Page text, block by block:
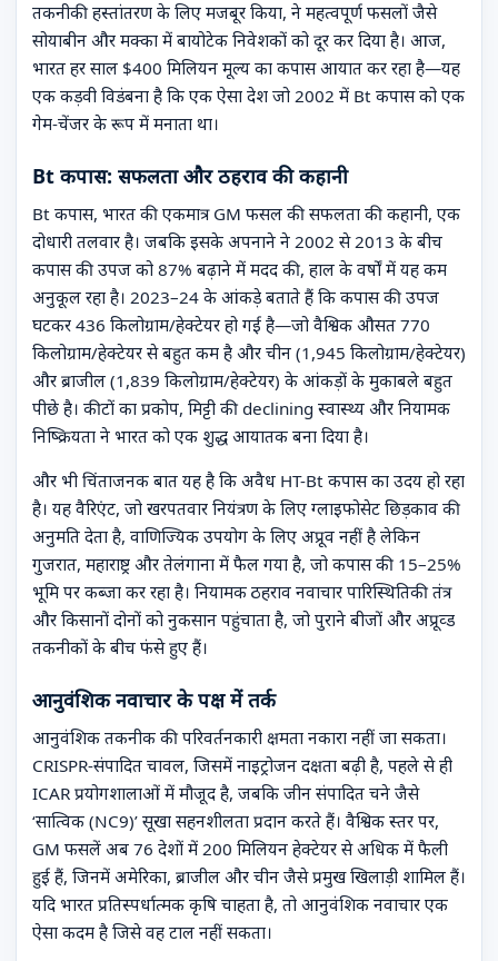
तकनीकी हस्तांतरण के लिए मजबूर किया, ने महत्वपूर्ण फसलों जैसे
सोयाबीन और मक्का में बायोटेक निवेशकों को दूर कर दिया है। आज,
भारत हर साल $400 मिलियन मूल्य का कपास आयात कर रहा है—यह
एक कड़वी विडंबना है कि एक ऐसा देश जो 2002 में Bt कपास को एक
गेम-चेंजर के रूप में मनाता था।
Bt कपास: सफलता और ठहराव की कहानी
Bt कपास, भारत की एकमात्र GM फसल की सफलता की कहानी, एक
दोधारी तलवार है। जबकि इसके अपनाने ने 2002 से 2013 के बीच
कपास की उपज को 87% बढ़ाने में मदद की, हाल के वर्षों में यह कम
अनुकूल रहा है। 2023–24 के आंकड़े बताते हैं कि कपास की उपज
घटकर 436 किलोग्राम/हेक्टेयर हो गई है—जो वैश्विक औसत 770
किलोग्राम/हेक्टेयर से बहुत कम है और चीन (1,945 किलोग्राम/हेक्टेयर)
और ब्राजील (1,839 किलोग्राम/हेक्टेयर) के आंकड़ों के मुकाबले बहुत
पीछे है। कीटों का प्रकोप, मिट्टी की declining स्वास्थ्य और नियामक
निष्क्रियता ने भारत को एक शुद्ध आयातक बना दिया है।
और भी चिंताजनक बात यह है कि अवैध HT-Bt कपास का उदय हो रहा
है। यह वैरिएंट, जो खरपतवार नियंत्रण के लिए ग्लाइफोसेट छिड़काव की
अनुमति देता है, वाणिज्यिक उपयोग के लिए अप्रूव नहीं है लेकिन
गुजरात, महाराष्ट्र और तेलंगाना में फैल गया है, जो कपास की 15–25%
भूमि पर कब्जा कर रहा है। नियामक ठहराव नवाचार पारिस्थितिकी तंत्र
और किसानों दोनों को नुकसान पहुंचाता है, जो पुराने बीजों और अप्रूव्ड
तकनीकों के बीच फंसे हुए हैं।
आनुवंशिक नवाचार के पक्ष में तर्क
आनुवंशिक तकनीक की परिवर्तनकारी क्षमता नकारा नहीं जा सकता।
CRISPR-संपादित चावल, जिसमें नाइट्रोजन दक्षता बढ़ी है, पहले से ही
ICAR प्रयोगशालाओं में मौजूद है, जबकि जीन संपादित चने जैसे
‘सात्विक (NC9)’ सूखा सहनशीलता प्रदान करते हैं। वैश्विक स्तर पर,
GM फसलें अब 76 देशों में 200 मिलियन हेक्टेयर से अधिक में फैली
हुई हैं, जिनमें अमेरिका, ब्राजील और चीन जैसे प्रमुख खिलाड़ी शामिल हैं।
यदि भारत प्रतिस्पर्धात्मक कृषि चाहता है, तो आनुवंशिक नवाचार एक
ऐसा कदम है जिसे वह टाल नहीं सकता।